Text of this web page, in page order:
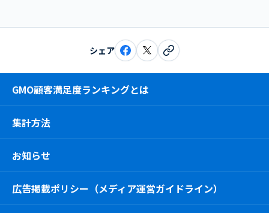
シェア
GMO顧客満足度ランキングとは
集計方法
お知らせ
広告掲載ポリシー（メディア運営ガイドライン）